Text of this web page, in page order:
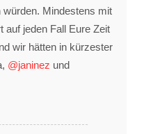
Mindestens mit
auf jeden Fall Eure Zeit
wir hätten in kürzester
@janinez und